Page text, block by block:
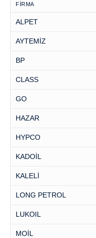
FİRMA
ALPET
AYTEMİZ
BP
CLASS
GO
HAZAR
HYPCO
KADOİL
KALELİ
LONG PETROL
LUKOIL
MOİL